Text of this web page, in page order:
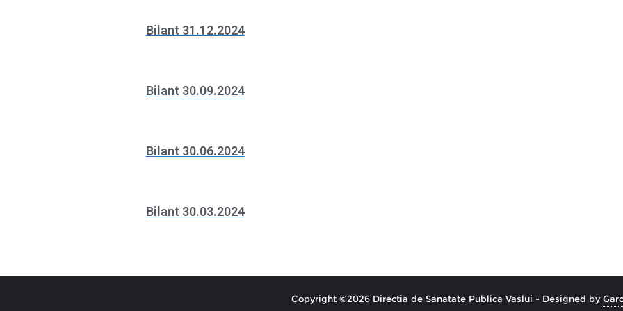
Bilant 31.12.2024
Bilant 30.09.2024
Bilant 30.06.2024
Bilant 30.03.2024
Copyright ©2026 Directia de Sanatate Publica Vaslui - Designed by